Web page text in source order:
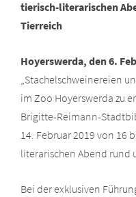
tierisch-literarischen
Tierreich
Hoyerswerda, den 6.
„Stachelschweinereien
im Zoo Hoyerswerda zu
Brigitte-Reimann-
14. Februar 2019 von 16
literarischen Abend rund
Bei der exklusiven